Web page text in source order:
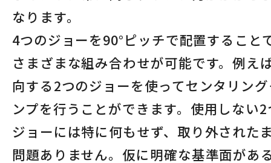
なります。
4つのジョーを90°ピッチで配置すること
さまざまな組み合わせが可能です。例え
向する2つのジョーを使ってセンタリン
ンプを行うことができます。使用しない
ジョーには特に何もせず、取り外された
問題ありません。仮に明確な基準面があ